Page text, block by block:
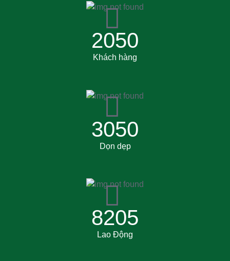
2050
Khách hàng
3050
Dọn dẹp
8205
Lao Động